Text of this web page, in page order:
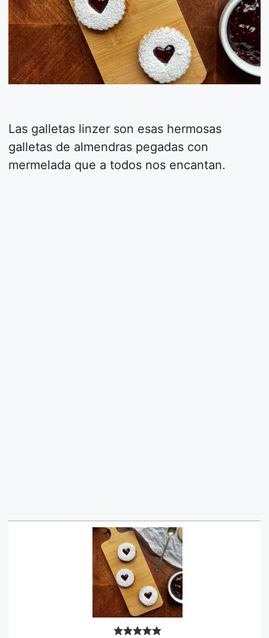
Las galletas linzer son esas hermosas
galletas de almendras pegadas con
mermelada que a todos nos encantan.